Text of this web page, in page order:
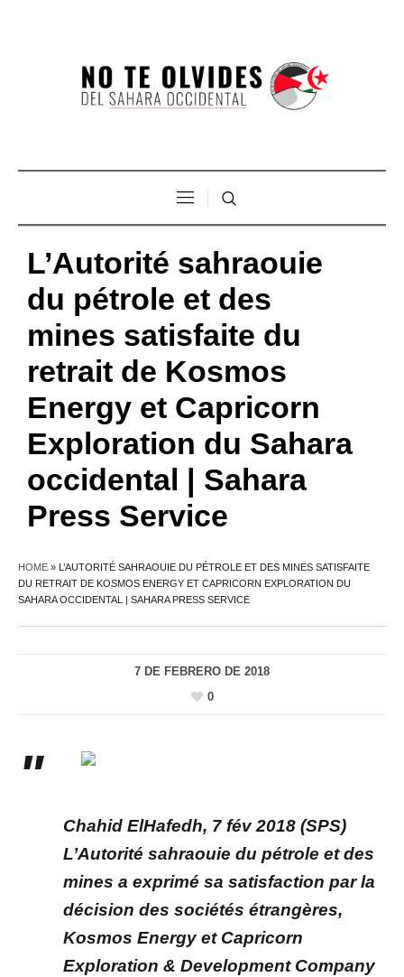
L’Autorité sahraouie
du pétrole et des
mines satisfaite du
retrait de Kosmos
Energy et Capricorn
Exploration du Sahara
occidental | Sahara
Press Service
HOME » L’AUTORITÉ SAHRAOUIE DU PÉTROLE ET DES MINES SATISFAITE
DU RETRAIT DE KOSMOS ENERGY ET CAPRICORN EXPLORATION DU
SAHARA OCCIDENTAL | SAHARA PRESS SERVICE
7 DE FEBRERO DE 2018
0
Chahid ElHafedh, 7 fév 2018 (SPS)
L’Autorité sahraouie du pétrole et des
mines a exprimé sa satisfaction par la
décision des sociétés étrangères,
Kosmos Energy et Capricorn
Exploration & Development Company